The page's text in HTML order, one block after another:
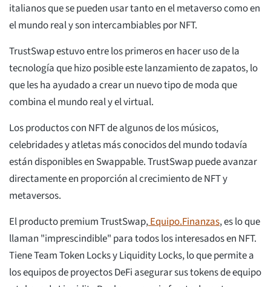
italianos que se pueden usar tanto en el metaverso como en
el mundo real y son intercambiables por NFT.
TrustSwap estuvo entre los primeros en hacer uso de la
tecnología que hizo posible este lanzamiento de zapatos, lo
que les ha ayudado a crear un nuevo tipo de moda que
combina el mundo real y el virtual.
Los productos con NFT de algunos de los músicos,
celebridades y atletas más conocidos del mundo todavía
están disponibles en Swappable. TrustSwap puede avanzar
directamente en proporción al crecimiento de NFT y
metaversos.
El producto premium TrustSwap,Equipo.Finanzas, es lo que
llaman "imprescindible" para todos los interesados en NFT.
Tiene Team Token Locks y Liquidity Locks, lo que permite a
los equipos de proyectos DeFi asegurar sus tokens de equipo